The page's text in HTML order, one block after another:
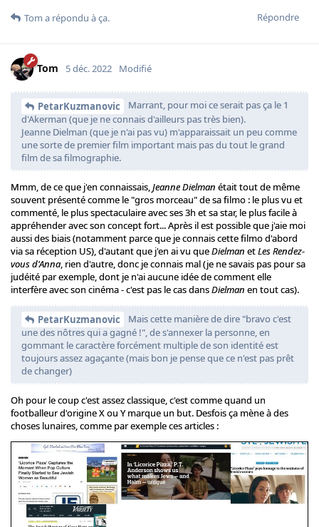
Répondre
Tom a répondu à ça.
Tom 5 déc. 2022 Modifié
PetarKuzmanovic
Marrant, pour moi ce serait pas ça le 1
d'Akerman (que je ne connais d'ailleurs pas très bien).
Jeanne Dielman (que je n'ai pas vu) m'apparaissait un peu comme
une sorte de premier film important mais pas du tout le grand
film de sa filmographie.
Mmm, de ce que j'en connaissais, Jeanne Dielman était tout de même
souvent présenté comme le "gros morceau" de sa filmo : le plus vu et
commenté, le plus spectaculaire avec ses 3h et sa star, le plus facile à
appréhender avec son concept fort... Après il est possible que j'aie moi
aussi des biais (notamment parce que je connais cette filmo d'abord
via sa réception US), d'autant que j'en ai vu queDielman etLes Rendez-
vous d'Anna , rien d'autre, donc je connais mal (je ne savais pas pour sa
judéité par exemple, dont je n'ai aucune idée de comment elle
interfère avec son cinéma - c'est pas le cas dansDielman en tout cas).
PetarKuzmanovic
Mais cette manière de dire "bravo c'est
une des nôtres qui a gagné !", de s'annexer la personne, en
gommant le caractère forcément multiple de son identité est
toujours assez agaçante (mais bon je pense que ce n'est pas prêt
de changer)
Oh pour le coup c'est assez classique, c'est comme quand un
footballeur d'origine X ou Y marque un but. Desfois ça mène à des
choses lunaires, comme par exemple ces articles :